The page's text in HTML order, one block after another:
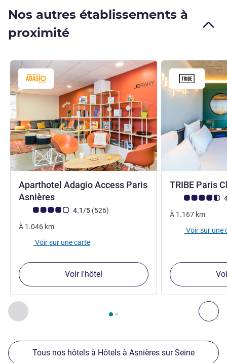
Nos autres établissements à
proximité
Précédent - Nos autres établissements à proximité
Page , Nos autres établissements à proximité 1 :,
Aparthotel Adagio Access Paris
Asnières
Note Avis clients (Note ALL)
4.1/5 (526avis
)
À 1.046 km
Voir sur une carte
Voir l'hôtel
TRIBE Paris
Note Avis clients
À 1.167 km
Voir sur une
Tous nos hôtels à Hôtels à Asnières sur Seine